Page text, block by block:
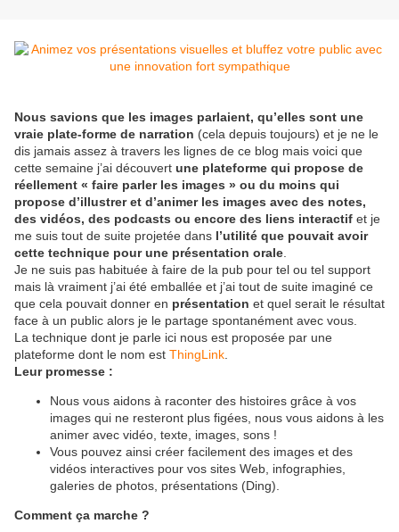
Nous savions que les images parlaient, qu’elles sont une
vraie plate-forme de narration (cela depuis toujours) et je ne le
dis jamais assez à travers les lignes de ce blog mais voici que
cette semaine j’ai découvert une plateforme qui propose de
réellement « faire parler les images » ou du moins qui
propose d’illustrer et d’animer les images avec des notes,
des vidéos, des podcasts ou encore des liens interactif et je
me suis tout de suite projetée dans l’utilité que pouvait avoir
cette technique pour une présentation orale
Je ne suis pas habituée à faire de la pub pour tel ou tel support
mais là vraiment j’ai été emballée et j’ai tout de suite imaginé ce
que cela pouvait donner en présentation et quel serait le résultat
face à un public alors je le partage spontanément avec vous.
La technique dont je parle ici nous est proposée par une
plateforme dont le nom est ThingLink
Leur promesse :
Nous vous aidons à raconter des histoires grâce à vos
images qui ne resteront plus figées, nous vous aidons à les
animer avec vidéo, texte, images, sons !
Vous pouvez ainsi créer facilement des images et des
vidéos interactives pour vos sites Web, infographies,
galeries de photos, présentations (Ding).
Comment ça marche ?